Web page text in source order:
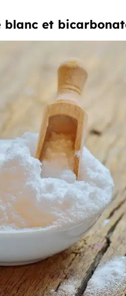
blanc et